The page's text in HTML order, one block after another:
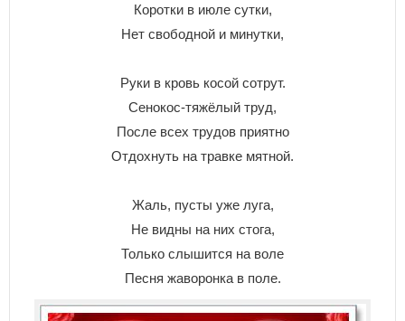
Коротки в июле сутки,
Нет свободной и минутки,
Руки в кровь косой сотрут.
Сенокос-тяжёлый труд,
После всех трудов приятно
Отдохнуть на травке мятной.
Жаль, пусты уже луга,
Не видны на них стога,
Только слышится на воле
Песня жаворонка в поле.